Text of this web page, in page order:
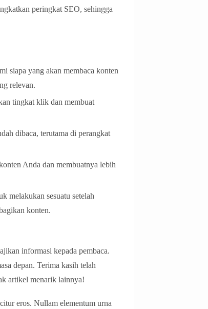
peringkat SEO, sehingga
siapa yang akan membaca konten
relevan.
tingkat klik dan membuat
dibaca, terutama di perangkat
Anda dan membuatnya lebih
melakukan sesuatu setelah
konten.
informasi kepada pembaca.
depan. Terima kasih telah
artikel menarik lainnya!
eros. Nullam elementum urna